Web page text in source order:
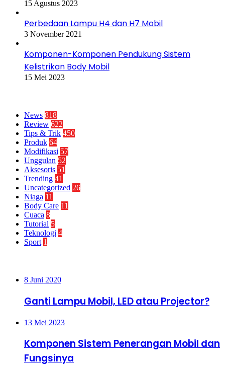
15 Agustus 2023
Perbedaan Lampu H4 dan H7 Mobil
3 November 2021
Komponen-Komponen Pendukung Sistem
Kelistrikan Body Mobil
15 Mei 2023
News 818
Review 622
Tips & Trik 450
Produk 64
Modifikasi 57
Unggulan 52
Aksesoris 51
Trending 41
Uncategorized 26
Niaga 11
Body Care 11
Cuaca 8
Tutorial 5
Teknologi 4
Sport 1
8 Juni 2020
Ganti Lampu Mobil, LED atau Projector?
13 Mei 2023
Komponen Sistem Penerangan Mobil dan
Fungsinya